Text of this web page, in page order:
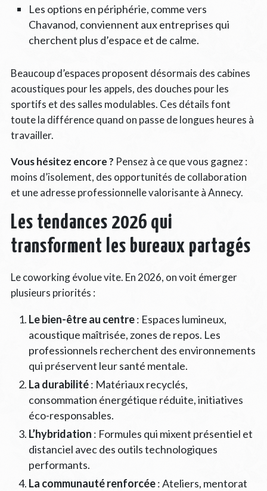
Les options en périphérie, comme vers
Chavanod, conviennent aux entreprises qui
cherchent plus d’espace et de calme.
Beaucoup d’espaces proposent désormais des cabines
acoustiques pour les appels, des douches pour les
sportifs et des salles modulables. Ces détails font
toute la différence quand on passe de longues heures à
travailler.
Vous hésitez encore ? Pensez à ce que vous gagnez :
moins d’isolement, des opportunités de collaboration
et une adresse professionnelle valorisante à Annecy.
Les tendances 2026 qui
transforment les bureaux partagés
Le coworking évolue vite. En 2026, on voit émerger
plusieurs priorités :
Le bien-être au centre: Espaces lumineux,
acoustique maîtrisée, zones de repos. Les
professionnels recherchent des environnements
qui préservent leur santé mentale.
La durabilité: Matériaux recyclés,
consommation énergétique réduite, initiatives
éco-responsables.
L’hybridation : Formules qui mixent présentiel et
distanciel avec des outils technologiques
performants.
La communauté renforcée: Ateliers, mentorat